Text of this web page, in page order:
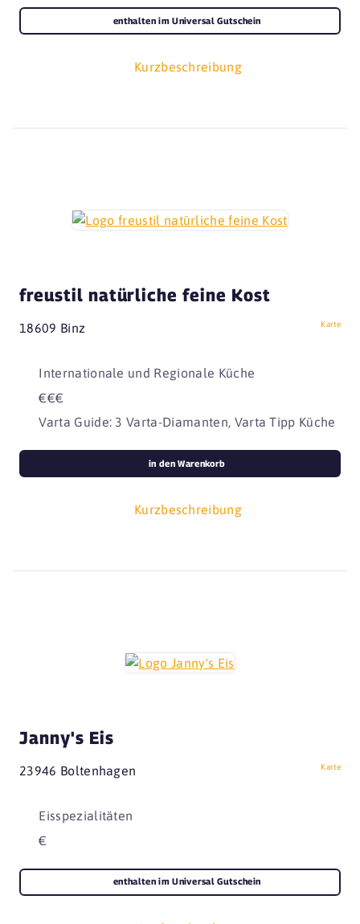
Kurzbeschreibung
enthalten im Universal Gutschein
freustil natürliche feine Kost
18609 Binz Karte
Internationale und Regionale Küche
€€€
Varta Guide: 3 Varta-Diamanten, Varta Tipp Küche
Kurzbeschreibung
in den Warenkorb
Janny's Eis
23946 Boltenhagen Karte
Eisspezialitäten
€
enthalten im Universal Gutschein